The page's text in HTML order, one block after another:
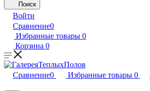
Поиск
Войти
Сравнение0
Избранные товары 0
Корзина 0
Сравнение0 Избранные товары 0